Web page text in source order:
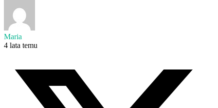
Maria
4 lata temu